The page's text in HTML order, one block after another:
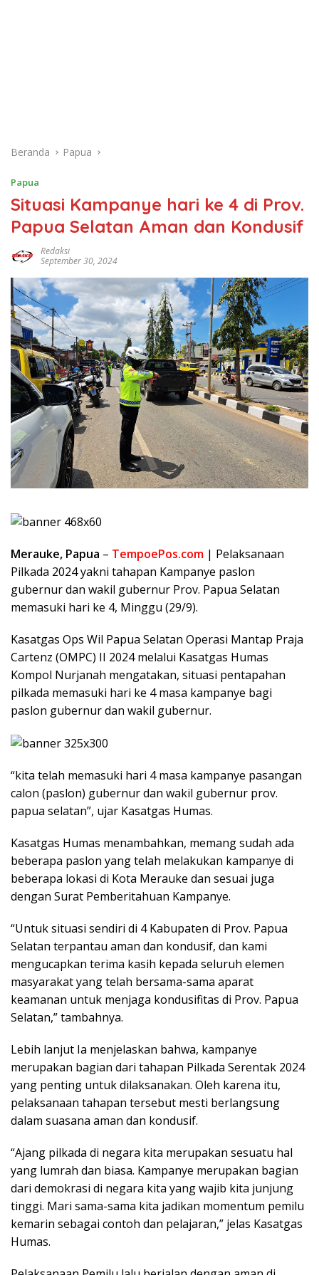
Beranda Papua
Papua
Situasi Kampanye hari ke 4 di Prov.
Papua Selatan Aman dan Kondusif
Redaksi
September 30, 2024
Merauke, Papua – TempoePos.com | Pelaksanaan
Pilkada 2024 yakni tahapan Kampanye paslon
gubernur dan wakil gubernur Prov. Papua Selatan
memasuki hari ke 4, Minggu (29/9).
Kasatgas Ops Wil Papua Selatan Operasi Mantap Praja
Cartenz (OMPC) II 2024 melalui Kasatgas Humas
Kompol Nurjanah mengatakan, situasi pentapahan
pilkada memasuki hari ke 4 masa kampanye bagi
paslon gubernur dan wakil gubernur.
“kita telah memasuki hari 4 masa kampanye pasangan
calon (paslon) gubernur dan wakil gubernur prov.
papua selatan”, ujar Kasatgas Humas.
Kasatgas Humas menambahkan, memang sudah ada
beberapa paslon yang telah melakukan kampanye di
beberapa lokasi di Kota Merauke dan sesuai juga
dengan Surat Pemberitahuan Kampanye.
“Untuk situasi sendiri di 4 Kabupaten di Prov. Papua
Selatan terpantau aman dan kondusif, dan kami
mengucapkan terima kasih kepada seluruh elemen
masyarakat yang telah bersama-sama aparat
keamanan untuk menjaga kondusifitas di Prov. Papua
Selatan,” tambahnya.
Lebih lanjut Ia menjelaskan bahwa, kampanye
merupakan bagian dari tahapan Pilkada Serentak 2024
yang penting untuk dilaksanakan. Oleh karena itu,
pelaksanaan tahapan tersebut mesti berlangsung
dalam suasana aman dan kondusif.
“Ajang pilkada di negara kita merupakan sesuatu hal
yang lumrah dan biasa. Kampanye merupakan bagian
dari demokrasi di negara kita yang wajib kita junjung
tinggi. Mari sama-sama kita jadikan momentum pemilu
kemarin sebagai contoh dan pelajaran,” jelas Kasatgas
Humas.